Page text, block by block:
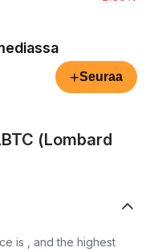
+Seuraa
(Lombard
is , and the highest